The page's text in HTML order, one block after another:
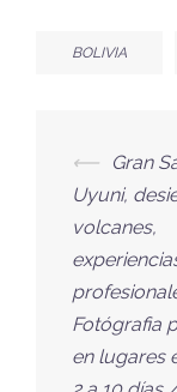
BOLIVIA
⟵
Gran
Uyuni,
volcanes,
Fotógrafia
en lugares